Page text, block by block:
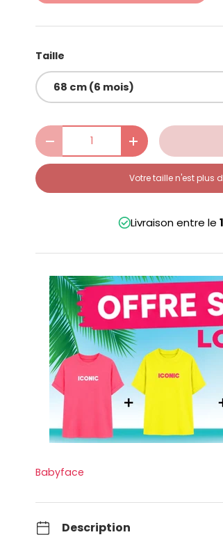
Taille
68 cm (6 mois)
Qty
-
+
Votre taille n'est plus
Livraison entre le
Babyface
Description